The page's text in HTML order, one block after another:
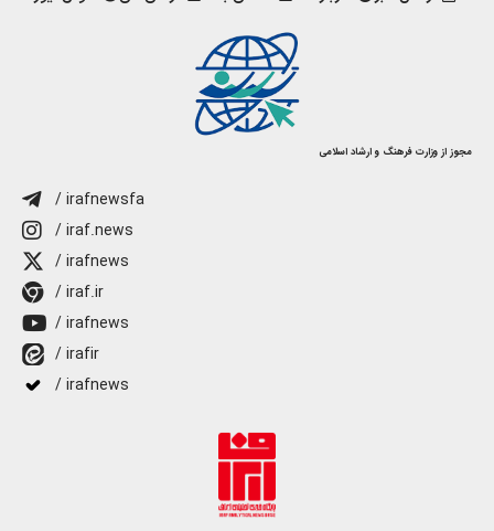
مجوز از وزارت فرهنگ و ارشاد اسلامی
/ irafnewsfa
/ iraf.news
/ irafnews
/ iraf.ir
/ irafnews
/ irafir
/ irafnews